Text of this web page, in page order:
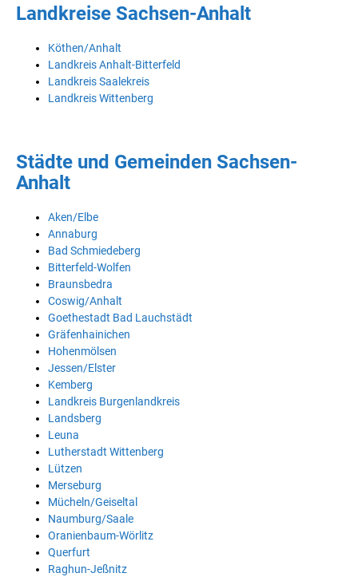
Landkreise Sachsen-Anhalt
Köthen/Anhalt
Landkreis Anhalt-Bitterfeld
Landkreis Saalekreis
Landkreis Wittenberg
Städte und Gemeinden Sachsen-
Anhalt
Aken/Elbe
Annaburg
Bad Schmiedeberg
Bitterfeld-Wolfen
Braunsbedra
Coswig/Anhalt
Goethestadt Bad Lauchstädt
Gräfenhainichen
Hohenmölsen
Jessen/Elster
Kemberg
Landkreis Burgenlandkreis
Landsberg
Leuna
Lutherstadt Wittenberg
Lützen
Merseburg
Mücheln/Geiseltal
Naumburg/Saale
Oranienbaum-Wörlitz
Querfurt
Raghun-Jeßnitz